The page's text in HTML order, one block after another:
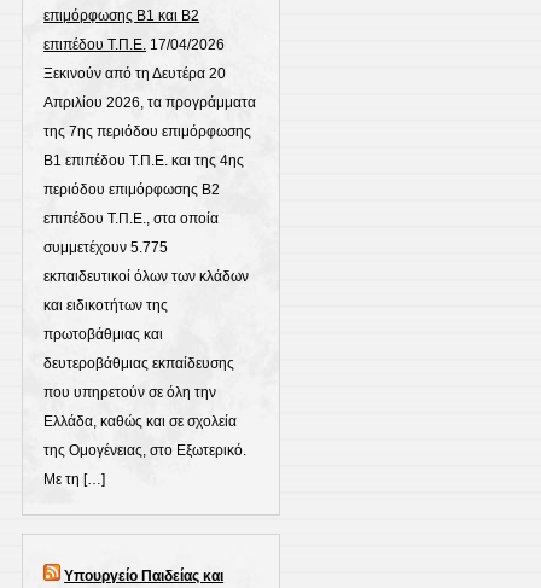
επιμόρφωσης Β1 και Β2
επιπέδου Τ.Π.Ε. 17/04/2026
Ξεκινούν από τη Δευτέρα 20
Απριλίου 2026, τα προγράμματα
της 7ης περιόδου επιμόρφωσης
Β1 επιπέδου Τ.Π.Ε. και της 4ης
περιόδου επιμόρφωσης Β2
επιπέδου Τ.Π.Ε., στα οποία
συμμετέχουν 5.775
εκπαιδευτικοί όλων των κλάδων
και ειδικοτήτων της
πρωτοβάθμιας και
δευτεροβάθμιας εκπαίδευσης
που υπηρετούν σε όλη την
Ελλάδα, καθώς και σε σχολεία
της Ομογένειας, στο Εξωτερικό.
Με τη […]
Υπουργείο Παιδείας και